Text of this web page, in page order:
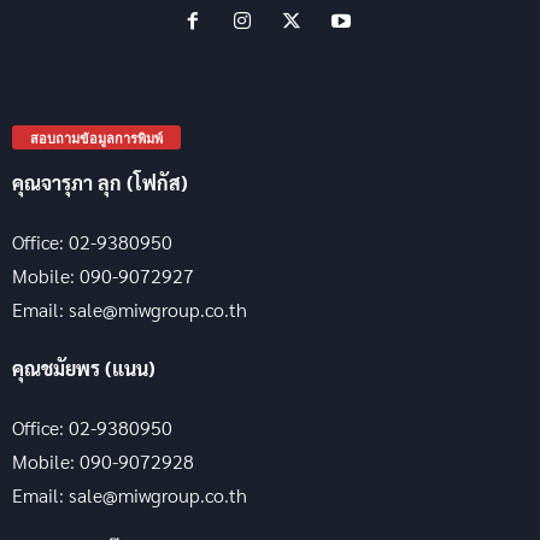
สอบถามข้อมูลการพิมพ์
คุณจารุภา ลุก (โฟกัส)
Office: 02-9380950
Mobile: 090-9072927
Email: sale@miwgroup.co.th
คุณชมัยพร (แนน)
Office: 02-9380950
Mobile: 090-9072928
Email: sale@miwgroup.co.th